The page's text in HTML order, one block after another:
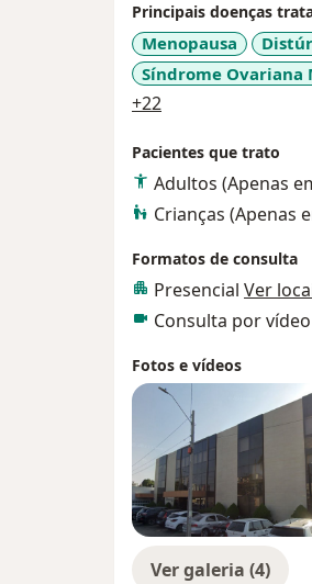
Principais doenças
Menopausa
Síndrome Ovariana
+22
Pacientes que trato
Adultos (Apenas
Crianças (Apenas
Formatos de consulta
Presencial Ver
Consulta por vídeo
Fotos e vídeos
Ver galeria (4)